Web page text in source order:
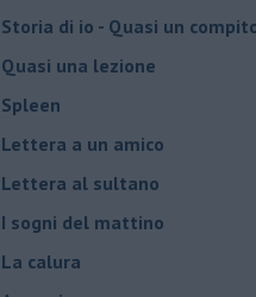
Storia di io - Quasi un
Quasi una lezione
Spleen
Lettera a un amico
Lettera al sultano
I sogni del mattino
La calura